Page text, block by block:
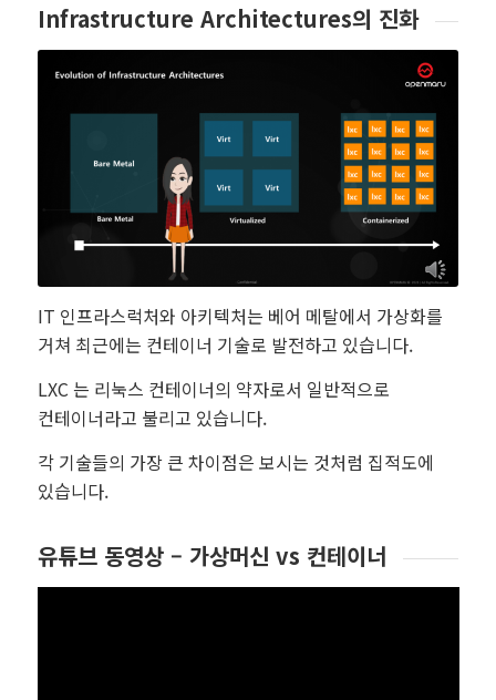
Infrastructure Architectures의 진화
IT 인프라스럭처와 아키텍처는 베어 메탈에서 가상화를
거쳐 최근에는 컨테이너 기술로 발전하고 있습니다.
LXC 는 리눅스 컨테이너의 약자로서 일반적으로
컨테이너라고 불리고 있습니다.
각 기술들의 가장 큰 차이점은 보시는 것처럼 집적도에
있습니다.
유튜브 동영상 – 가상머신 vs 컨테이너